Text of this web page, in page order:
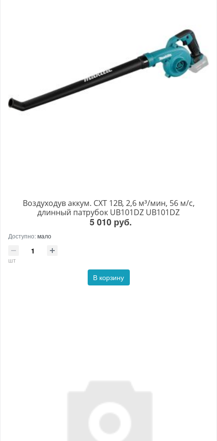
Воздуходув аккум. CXT 12В, 2,6 м³/мин, 56 м/с,
длинный патрубок UB101DZ UB101DZ
5 010 руб.
Доступно:мало
шт
В корзину